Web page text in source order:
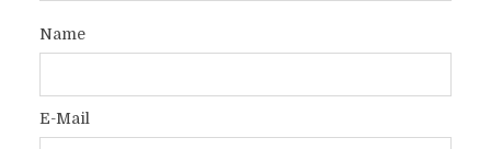
Name
E-Mail